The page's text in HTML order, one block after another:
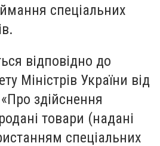
спеціальних
відповідно до
Міністрів України від
здійснення
товари (надані
спеціальних